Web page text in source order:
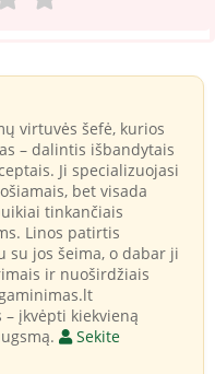
virtuvės šefė, kurios
– dalintis išbandytais
Ji specializuojasi
bet visada
tinkančiais
Linos patirtis
su jos šeima, o dabar ji
ir nuoširdžiais
– įkvėpti kiekvieną
Sekite